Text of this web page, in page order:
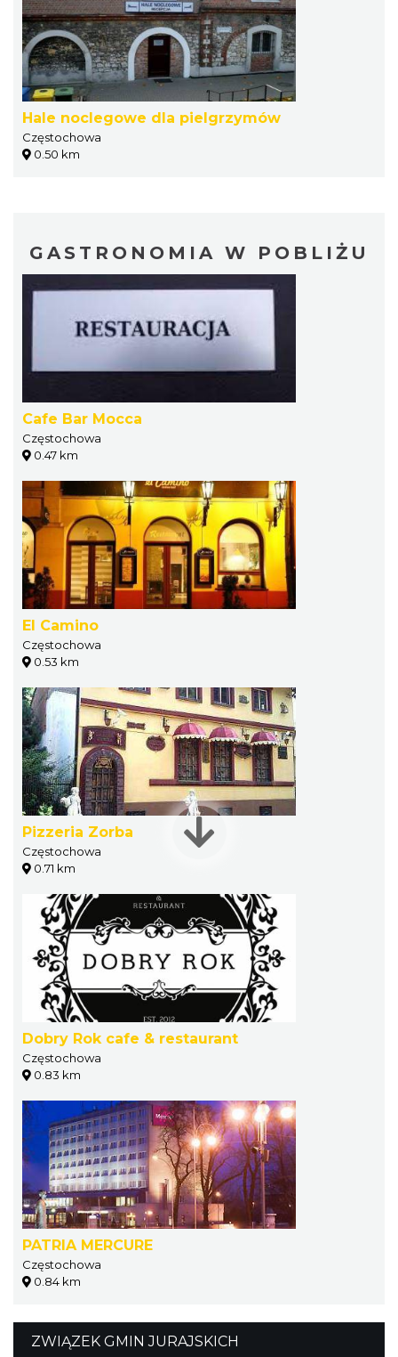
Hale noclegowe dla pielgrzymów
Częstochowa
0.50 km
GASTRONOMIA W POBLIŻU
Cafe Bar Mocca
Częstochowa
0.47 km
El Camino
Częstochowa
0.53 km
Pizzeria Zorba
Częstochowa
0.71 km
Dobry Rok cafe & restaurant
Częstochowa
0.83 km
PATRIA MERCURE
Częstochowa
0.84 km
ZWIĄZEK GMIN JURAJSKICH